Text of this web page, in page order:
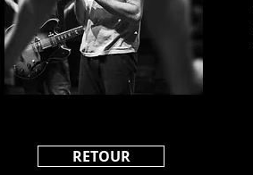
RETOUR